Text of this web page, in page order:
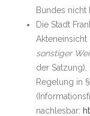
Bundes nicht
Die Stadt
sonstiger
der
Regelung in
nachlesbar: